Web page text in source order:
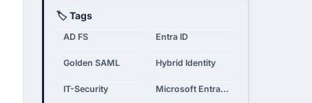
🏷 Tags
AD FS Entra ID
Golden SAML Hybrid Identity
IT-Security Microsoft Entra Connect Sync